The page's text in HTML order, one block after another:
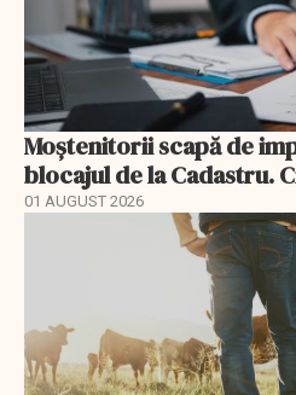
Moștenitorii scapă de
blocajul de la Cadastru.
01 AUGUST 2026